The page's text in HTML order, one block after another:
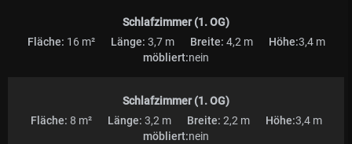
Schlafzimmer (1. OG)
Fläche: 16 m² Länge: 3,7 m Breite: 4,2 m Höhe:3,4 m
möbliert:nein
Schlafzimmer (1. OG)
Fläche: 8 m² Länge: 3,2 m Breite: 2,2 m Höhe:3,4 m
möbliert:nein